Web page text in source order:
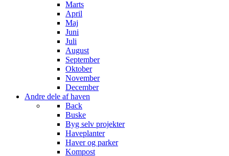
Marts
April
Maj
Juni
Juli
August
September
Oktober
November
December
Andre dele af haven
Back
Buske
Byg selv projekter
Haveplanter
Haver og parker
Kompost